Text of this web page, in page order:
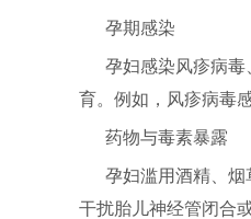
孕期感染
孕妇感染风疹病
育。例如，风疹病毒
药物与毒素暴露
孕妇滥用酒精、
干扰胎儿神经管闭合